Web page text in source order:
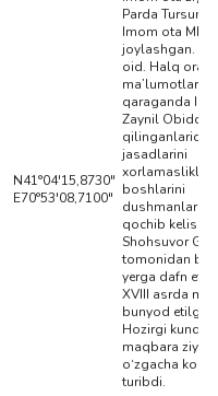
N41°04'15,8730"
E70°53'08,7100"
Parda Tursun
Imom ota
joylashgan.
oid. Halq
ma’lumotlarga
qaraganda
Zaynil Obiddin
qilinganlaridan
jasadlarini
xorlamasliklari
boshlarini
qochib
Shohsuvor
tomonidan
yerga dafn
XVIII asrda
bunyod etilgan.
Hozirgi kunda
maqbara
o‘zgacha ko‘rk
turibdi.